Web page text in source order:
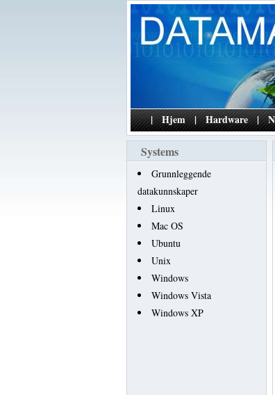
| Hjem | Hardware |
Systems
Grunnleggende
datakunnskaper
Linux
Mac OS
Ubuntu
Unix
Windows
Windows Vista
Windows XP